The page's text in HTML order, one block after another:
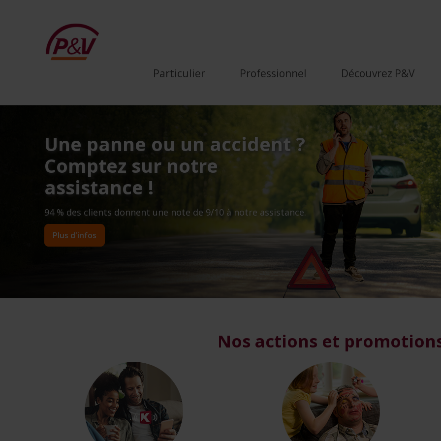
P&amp;V Assurances | Assureurs, mais humains
Particulier Professionnel Découvrez P&V
Une panne ou un accident ?
Comptez sur notre
assistance !
94 % des clients donnent une note de 9/10 à notre assistance.
Plus d'infos
Nos actions et